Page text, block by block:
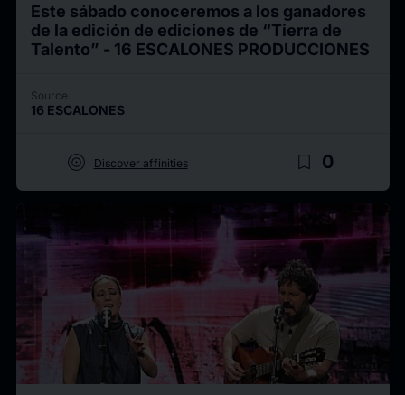
Este sábado conoceremos a los ganadores
de la edición de ediciones de “Tierra de
Talento” - 16 ESCALONES PRODUCCIONES
Source
16 ESCALONES
target Discover affinities bookmark_border 0